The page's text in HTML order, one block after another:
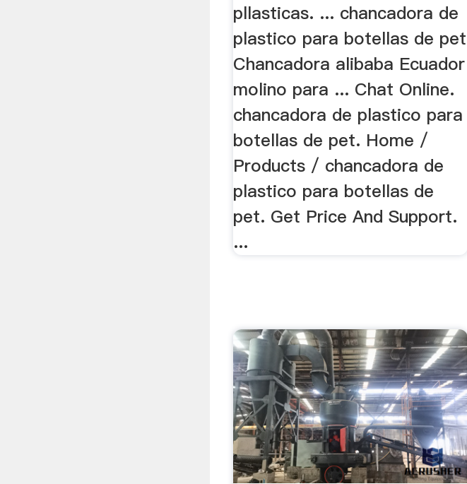
pllasticas. ... chancadora de
plastico para botellas de pet
Chancadora alibaba Ecuador
molino para ... Chat Online.
chancadora de plastico para
botellas de pet. Home /
Products / chancadora de
plastico para botellas de
pet. Get Price And Support.
...